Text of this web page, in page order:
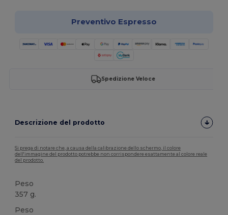
Preventivo Espresso
Spedizione Veloce
Descrizione del prodotto
Si prega di notare che, a causa della calibrazione dello schermo, il colore
dell'immagine del prodotto potrebbe non corrispondere esattamente al colore reale
del prodotto.
Peso
357 g.
Peso